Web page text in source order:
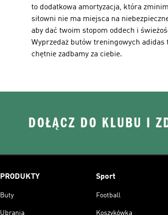
to dodatkowa amortyzacja, która
siłowni nie ma miejsca na
aby dać twoim stopom oddech i
Wyprzedaż butów treningowych
chętnie zadbamy za ciebie.
DOŁĄCZ DO KLUBU I
PRODUKTY
Buty
Ubrania
Sport
Football
Koszykówka